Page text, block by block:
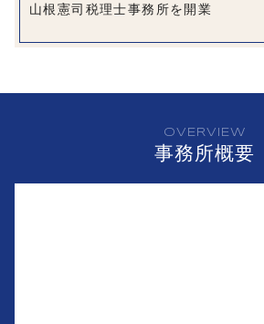
山根憲司税理士事務所を開業
OVERVIEW
事務所概要